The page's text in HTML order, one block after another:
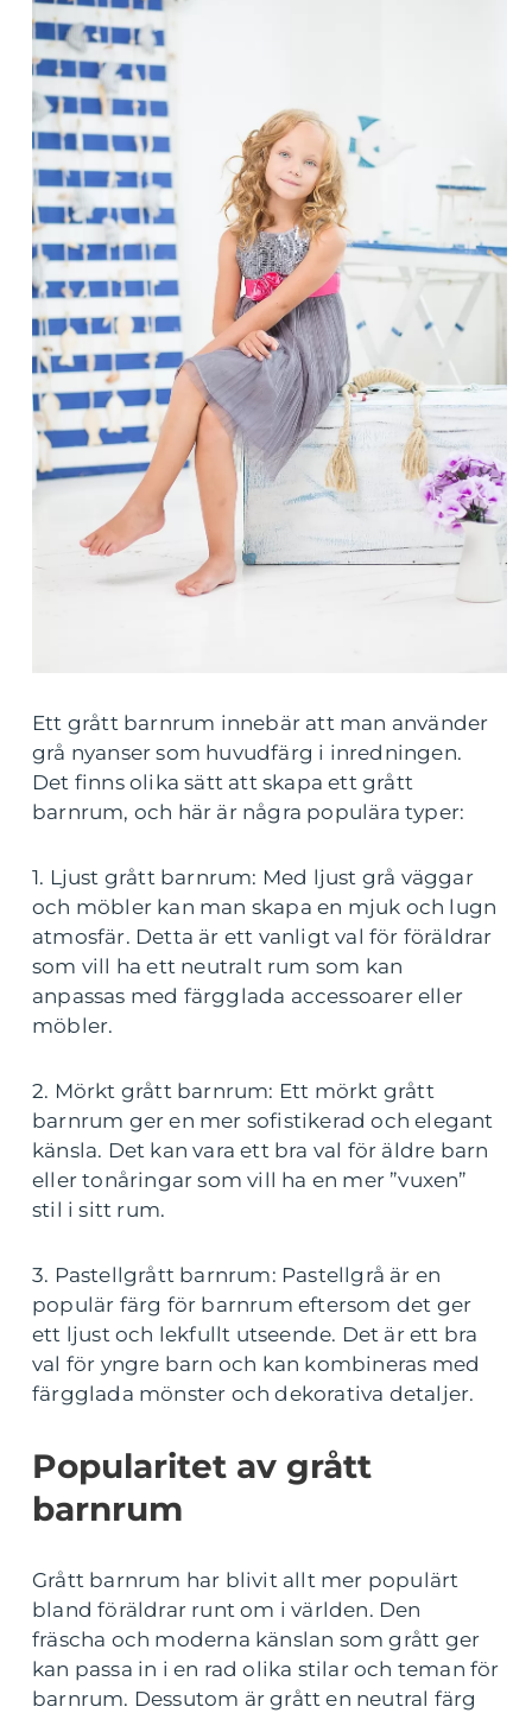
Ett grått barnrum innebär att man använder
grå nyanser som huvudfärg i inredningen.
Det finns olika sätt att skapa ett grått
barnrum, och här är några populära typer:
1. Ljust grått barnrum: Med ljust grå väggar
och möbler kan man skapa en mjuk och lugn
atmosfär. Detta är ett vanligt val för föräldrar
som vill ha ett neutralt rum som kan
anpassas med färgglada accessoarer eller
möbler.
2. Mörkt grått barnrum: Ett mörkt grått
barnrum ger en mer sofistikerad och elegant
känsla. Det kan vara ett bra val för äldre barn
eller tonåringar som vill ha en mer ”vuxen”
stil i sitt rum.
3. Pastellgrått barnrum: Pastellgrå är en
populär färg för barnrum eftersom det ger
ett ljust och lekfullt utseende. Det är ett bra
val för yngre barn och kan kombineras med
färgglada mönster och dekorativa detaljer.
Popularitet av grått
barnrum
Grått barnrum har blivit allt mer populärt
bland föräldrar runt om i världen. Den
fräscha och moderna känslan som grått ger
kan passa in i en rad olika stilar och teman för
barnrum. Dessutom är grått en neutral färg